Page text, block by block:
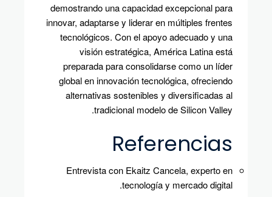
demostrando una capacidad excepcional para
innovar, adaptarse y liderar en múltiples frentes
tecnológicos. Con el apoyo adecuado y una
visión estratégica, América Latina está
preparada para consolidarse como un líder
global en innovación tecnológica, ofreciendo
alternativas sostenibles y diversificadas al
tradicional modelo de Silicon Valley.
Referencias
Entrevista con Ekaitz Cancela, experto en
tecnología y mercado digital.